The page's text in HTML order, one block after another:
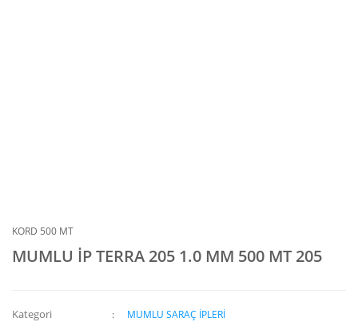
KORD 500 MT
MUMLU İP TERRA 205 1.0 MM 500 MT 205
Kategori MUMLU SARAÇ İPLERİ